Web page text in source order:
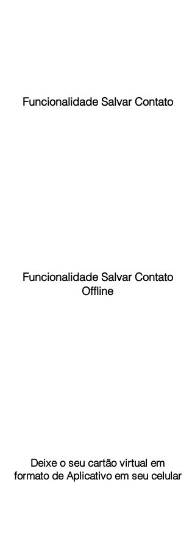
Funcionalidade Salvar Contato
Funcionalidade Salvar Contato
Offline
Deixe o seu cartão virtual em
formato de Aplicativo em seu celular